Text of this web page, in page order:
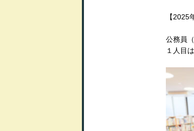
【
公務員
１人目